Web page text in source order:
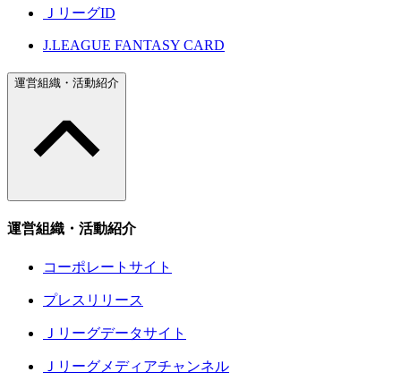
ＪリーグID
J.LEAGUE FANTASY CARD
運営組織・活動紹介
運営組織・活動紹介
コーポレートサイト
プレスリリース
Ｊリーグデータサイト
Ｊリーグメディアチャンネル